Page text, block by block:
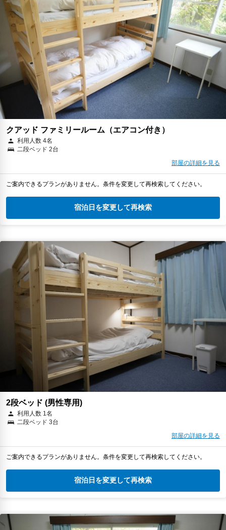
クアッド ファミリールーム（エアコン付き）
利用人数 4名
二段ベッド 2台
部屋の詳細を見る
ご案内できるプランがありません。条件を変更して再検索してください。
宿泊日を変更して再検索
2段ベッド (男性専用)
利用人数 1名
二段ベッド 3台
部屋の詳細を見る
ご案内できるプランがありません。条件を変更して再検索してください。
宿泊日を変更して再検索